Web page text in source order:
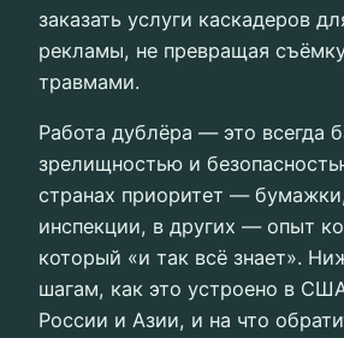
заказать услуги каскадеров
рекламы, не превращая
травмами.
Работа дублёра — это всегда
зрелищностью и
странах приоритет —
инспекции, в других — опыт
который «и так всё знает».
шагам, как это устроено в
России и Азии, и на что